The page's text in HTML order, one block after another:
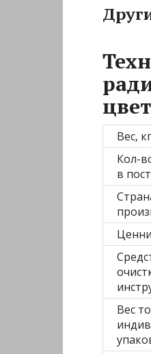
Вес, кг
Кол-
в
Вес